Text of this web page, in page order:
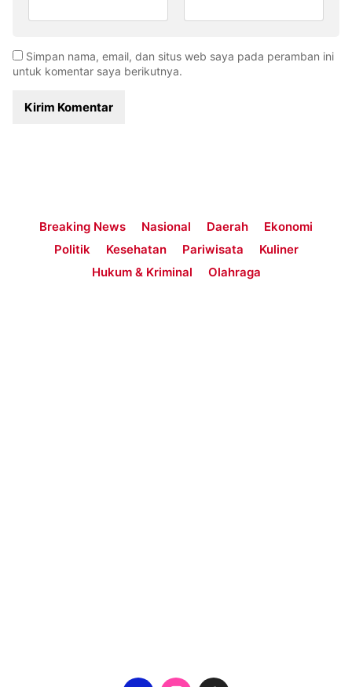
Simpan nama, email, dan situs web saya pada peramban ini
untuk komentar saya berikutnya.
Breaking News Nasional Daerah
Ekonomi
Politik
Kesehatan Pariwisata
Kuliner
Hukum & Kriminal
Olahraga